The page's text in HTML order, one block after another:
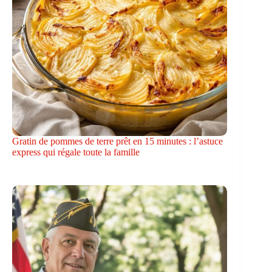
Gratin de pommes de terre prêt en 15 minutes : l’astuce
express qui régale toute la famille